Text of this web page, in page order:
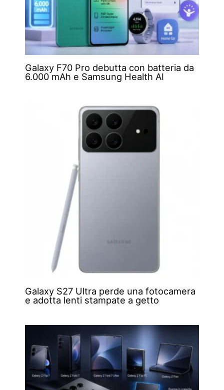
Galaxy F70 Pro debutta con batteria da
6.000 mAh e Samsung Health AI
Galaxy S27 Ultra perde una fotocamera
e adotta lenti stampate a getto